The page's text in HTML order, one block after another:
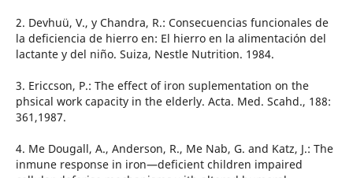
2. Devhuü, V., y Chandra, R.: Consecuencias funcionales de
la deficiencia de hierro en: El hierro en la alimentación del
lactante y del niño. Suiza, Nestle Nutrition. 1984.
3. Ericcson, P.: The effect of iron suplementation on the
phsical work capacity in the elderly. Acta. Med. Scahd., 188:
361,1987.
4. Me Dougall, A., Anderson, R., Me Nab, G. and Katz, J.: The
inmune response in iron—deficient children impaired